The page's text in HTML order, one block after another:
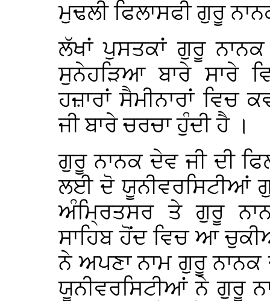
ਮੁਢਲੀ ਫਿਲਾਸਫੀ ਗੁਰੂ
ਲੱਖਾਂ ਪੁਸਤਕਾਂ ਗੁਰੂ
ਸੁਨੇਹੜਿਆ ਬਾਰੇ ਸਾਰੇ
ਹਜ਼ਾਰਾਂ ਸੈਮੀਨਾਰਾਂ ਵਿਚ
ਜੀ ਬਾਰੇ ਚਰਚਾ ਹੁੰਦੀ ਹੈ ।
ਗੁਰੂ ਨਾਨਕ ਦੇਵ ਜੀ ਦੀ
ਲਈ ਦੋ ਯੂਨੀਵਰਸਿਟੀਆਂ
ਅੰਮ੍ਰਿਤਸਰ ਤੇ ਗੁਰੂ
ਸਾਹਿਬ ਹੋਂਦ ਵਿਚ ਆ
ਨੇ ਅਪਣਾ ਨਾਮ ਗੁਰੂ
ਯੂਨੀਵਰਸਿਟੀਆਂ ਨੇ ਗੁਰੂ